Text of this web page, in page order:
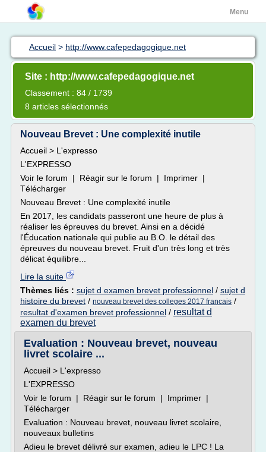
Menu
Accueil > http://www.cafepedagogique.net
Site : http://www.cafepedagogique.net
Classement : 84 / 1739
8 articles sélectionnés
Nouveau Brevet : Une complexité inutile
Accueil > L'expresso
L'EXPRESSO
Voir le forum | Réagir sur le forum | Imprimer |
Télécharger
Nouveau Brevet : Une complexité inutile
En 2017, les candidats passeront une heure de plus à
réaliser les épreuves du brevet. Ainsi en a décidé
l'Éducation nationale qui publie au B.O. le détail des
épreuves du nouveau brevet. Fruit d'un très long et très
délicat équilibre...
Lire la suite
Thèmes liés : sujet d examen brevet professionnel / sujet d
histoire du brevet / nouveau brevet des colleges 2017 francais /
resultat d'examen brevet professionnel / resultat d
examen du brevet
Evaluation : Nouveau brevet, nouveau
livret scolaire ...
Accueil > L'expresso
L'EXPRESSO
Voir le forum | Réagir sur le forum | Imprimer |
Télécharger
Evaluation : Nouveau brevet, nouveau livret scolaire,
nouveaux bulletins
Adieu le brevet délivré sur examen, adieu le LPC ! La